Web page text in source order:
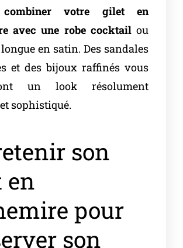
votre gilet en
avec une robe cocktail ou
en satin. Des sandales
et des bijoux raffinés vous
un look résolument
sophistiqué.
son
en
pour
son